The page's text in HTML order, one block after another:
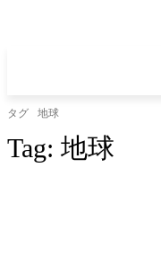
タグ 地球
Tag: 地球